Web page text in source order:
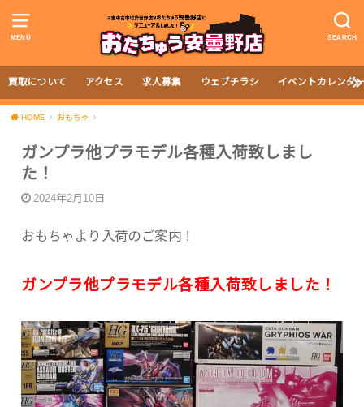
MENU SEARCH
買取について アクセス 求人募集 ウェブチラシ イベントカレンダ
HOME おもちゃ
ガンプラ他プラモデル各種入荷致しまし
た！
2024年2月10日
おもちゃより入荷のご案内！
ガンプラ他プラモデル各種入荷致しました！